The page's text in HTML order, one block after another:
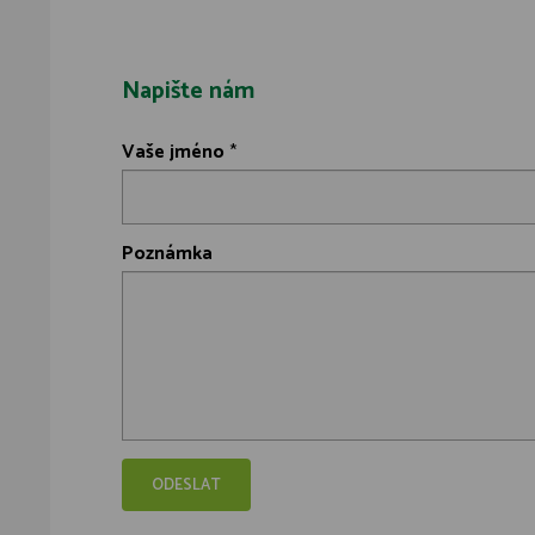
Napište nám
Vaše jméno *
Poznámka